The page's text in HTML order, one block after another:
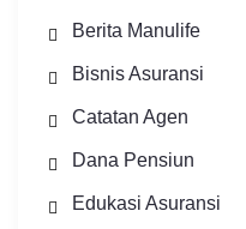
Berita Manulife
Bisnis Asuransi
Catatan Agen
Dana Pensiun
Edukasi Asuransi